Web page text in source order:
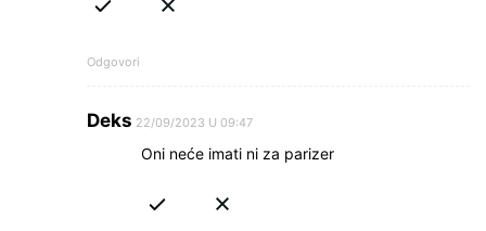
Odgovori
Deks 22/09/2023 U 09:47
Oni neće imati ni za parizer